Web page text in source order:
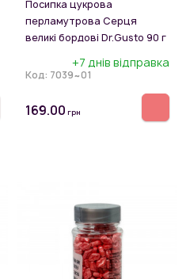
Посипка цукрова
перламутрова Серця
великі бордові Dr.Gusto 90 г
+7 днів відправка
Код: 7039~01
169.00 грн